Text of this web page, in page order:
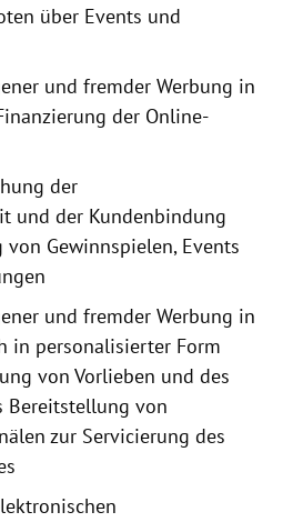
über Events und
und fremder Werbung in
der Online-
der
und der Kundenbindung
Gewinnspielen, Events
und fremder Werbung in
in personalisierter Form
von Vorlieben und des
Bereitstellung von
zur Servicierung des